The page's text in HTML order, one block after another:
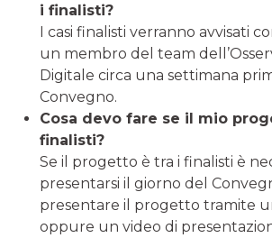
i finalisti?
I casi finalisti verranno avvisati
un membro del team
Digitale circa una settimana
Convegno.
Cosa devo fare se il mio
finalisti?
Se il progetto è tra i finalisti è
presentarsi il giorno del
presentare il progetto tramite
oppure un video di